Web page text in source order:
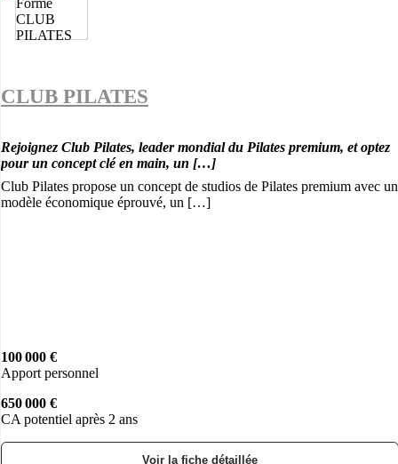
CLUB PILATES
Rejoignez Club Pilates, leader mondial du Pilates premium, et optez
pour un concept clé en main, un […]
Club Pilates propose un concept de studios de Pilates premium avec un
modèle économique éprouvé, un […]
100 000 €
Apport personnel
650 000 €
CA potentiel après 2 ans
Voir la fiche détaillée